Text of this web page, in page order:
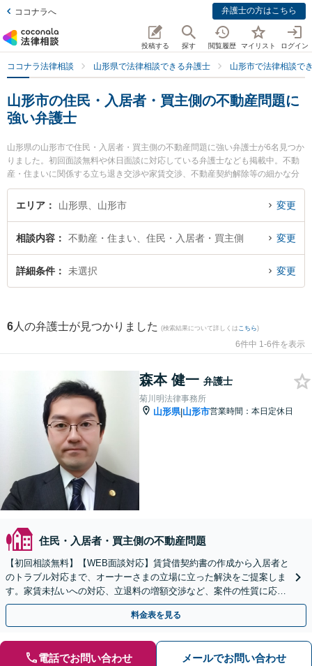
ココナラへ 弁護士の方はこちら
投稿する 探す 閲覧履歴 マイリスト ログイン
ココナラ法律相談 山形県で法律相談できる弁護士 山形市で法律相談で
山形市の住民・入居者・買主側の不動産問題に
強い弁護士
山形県の山形市で住民・入居者・買主側の不動産問題に強い弁護士が6名見つか
りました。初回面談無料や休日面談に対応している弁護士なども掲載中。不動
産・住まいに関係する立ち退き交渉や家賃交渉、不動産契約解除等の細かな分
野での絞り込み検索もでき便利です。特に菊川明法律事務所の森本 健一弁護士
や樹氷の森法律事務所の細江 大樹弁護士、及川法律事務所の及川 善大弁護士の
弁護士に相談したい』『住民・入居者・買主側の不動産問題のトラブル解決の
実績豊富な近くの弁護士を検索したい』『初回相談無料で住民・入居者・買主
側の不動産問題を法律相談できる山形市内の弁護士に相談予約したい』などで
エリア 山形県、山形市 変更
相談内容 不動産・住まい、住民・入居者・買主側 変更
詳細条件 未選択 変更
6 人の弁護士が見つかりました (検索結果について詳しくは こちら)
6件中 1-6件を表示
森本 健一 弁護士
菊川明法律事務所
山形県|山形市営業時間：本日定休日
住民・入居者・買主側の不動産問題
【初回相談無料】【WEB面談対応】賃貸借契約書の作成から入居者と
のトラブル対応まで、オーナーさまの立場に立った解決をご提案しま
す。家賃未払いへの対応、立退料の増額交渉など、案件の性質に応じ
て交渉と法的手続きでサポート【休日・夜間相談可】
料金表を見る
電話でお問い合わせ メールでお問い合わせ